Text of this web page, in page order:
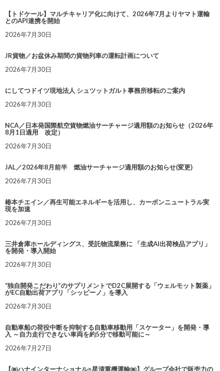
【トドケール】マルチキャリア化に向けて、2026年7月よりヤマト運輸
とのAPI連携を開始
2026年7月30日
JR貨物／お盆休み期間の貨物列車の運転計画について
2026年7月30日
にしてつドイツ現地法人 シュツットガルト事務所移転のご案内
2026年7月30日
NCA／日本発国際航空貨物燃油サーチャージ適用額のお知らせ（2026年
8月1日適用 改定）
2026年7月30日
JAL／2026年8月前半 燃油サーチャージ適用額のお知らせ(変更)
2026年7月30日
椿本チエイン／再生可能エネルギーを活用し、カーボンニュートラル実
現を加速
2026年7月30日
三井倉庫ホールディングス、受託物流業務に 「生成AI出荷検品アプリ」
を開発・導入開始
2026年7月30日
“独自開発こだわり”のサプリメントでD2C展開する「ウェルモット製薬」
がEC自動出荷アプリ「シッピーノ」を導入
2026年7月30日
自動車船の荷役中断を抑制する自動車移動用「スケーター」を開発・導
入 ～自力走行できない車両を約5分で移動可能に～
2026年7月27日
【㈱ハナインターナショナル×星清重機運輸㈱】グループ会社で販売力の